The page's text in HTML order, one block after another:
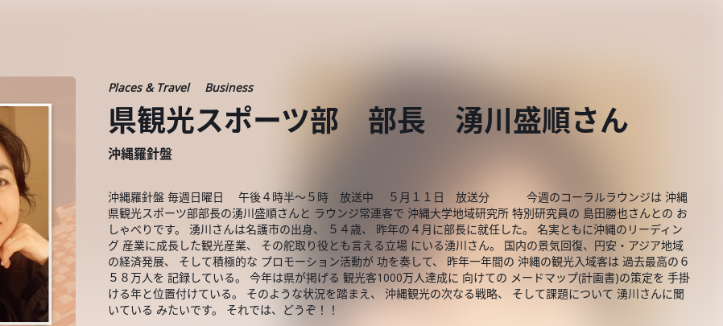
Places & Travel Business
県観光スポーツ部 部長 湧川盛順さん
沖縄羅針盤
沖縄羅針盤 毎週日曜日 午後４時半～５時 放送中 ５月１１日 放送分 今週のコーラルラウンジは 沖縄
県観光スポーツ部部長の湧川盛順さんと ラウンジ常連客で 沖縄大学地域研究所 特別研究員の 島田勝也さんとの お
しゃべりです。 湧川さんは名護市の出身、 ５４歳、 昨年の４月に部長に就任した。 名実ともに沖縄のリーディン
グ 産業に成長した観光産業、 その舵取り役とも言える立場 にいる湧川さん。 国内の景気回復、円安・アジア地域
の経済発展、 そして積極的な プロモーション活動が 功を奏して、 昨年一年間の 沖縄の観光入域客は 過去最高の６
５８万人を 記録している。 今年は県が掲げる 観光客1000万人達成に 向けての メードマップ(計画書)の策定を 手掛
ける年と位置付けている。 そのような状況を踏まえ、 沖縄観光の次なる戦略、 そして課題について 湧川さんに聞
いている みたいです。 それでは、どうぞ！！